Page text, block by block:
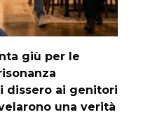
giù per le
dissero ai genitori
una verità